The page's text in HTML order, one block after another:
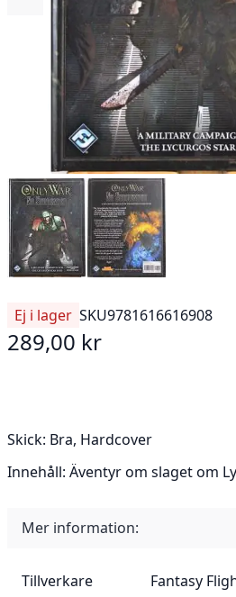
Ej i lager SKU9781616616908
289,00 kr
Skick: Bra, Hardcover
Innehåll: Äventyr om slaget om
Mer information:
Tillverkare Fantasy